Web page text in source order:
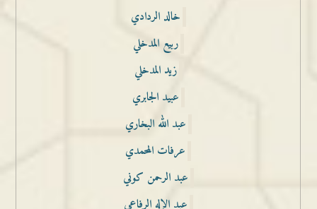
خالد الردادي
ربيع المدخلي
زيد المدخلي
عبيد الجابري
عبد الله البخاري
عرفات المحمدي
عبد الرحمن كوني
عبد الإله الرفاعي